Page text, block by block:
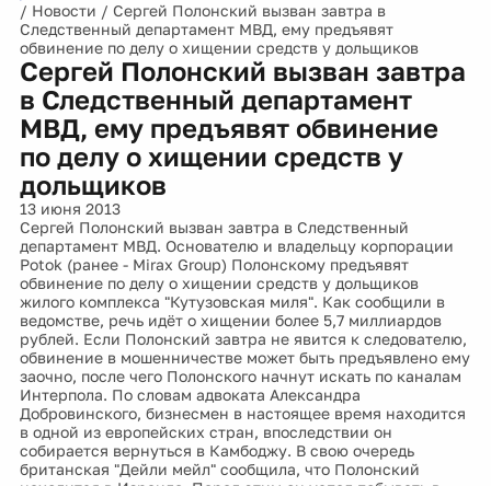
/ Новости / Сергей Полонский вызван завтра в
Следственный департамент МВД, ему предъявят
обвинение по делу о хищении средств у дольщиков
Сергей Полонский вызван завтра
в Следственный департамент
МВД, ему предъявят обвинение
по делу о хищении средств у
дольщиков
13 июня 2013
Сергей Полонский вызван завтра в Следственный
департамент МВД. Основателю и владельцу корпорации
Potok (ранее - Mirax Group) Полонскому предъявят
обвинение по делу о хищении средств у дольщиков
жилого комплекса "Кутузовская миля". Как сообщили в
ведомстве, речь идёт о хищении более 5,7 миллиардов
рублей. Если Полонский завтра не явится к следователю,
обвинение в мошенничестве может быть предъявлено ему
заочно, после чего Полонского начнут искать по каналам
Интерпола. По словам адвоката Александра
Добровинского, бизнесмен в настоящее время находится
в одной из европейских стран, впоследствии он
собирается вернуться в Камбоджу. В свою очередь
британская "Дейли мейл" сообщила, что Полонский